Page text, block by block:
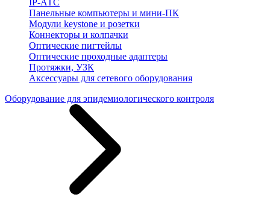
IP-АТС
Панельные компьютеры и мини-ПК
Модули keystone и розетки
Коннекторы и колпачки
Оптические пигтейлы
Оптические проходные адаптеры
Протяжки, УЗК
Аксессуары для сетевого оборудования
Оборудование для эпидемиологического контроля